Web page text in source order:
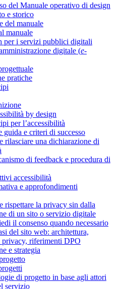
del Manuale operativo di design
e storico
del manuale
manuale
per i servizi pubblici digitali
digitale (e-
pratiche
by design
per l’accessibilità
guida e criteri di successo
rilasciare una dichiarazione di
di feedback e procedura di
accessibilità
e approfondimenti
rispettare la privacy sin dalla
di un sito o servizio digitale
il consenso quando necessario
del sito web: architettura,
riferimenti DPO
e strategia
di progetto in base agli attori
servizio